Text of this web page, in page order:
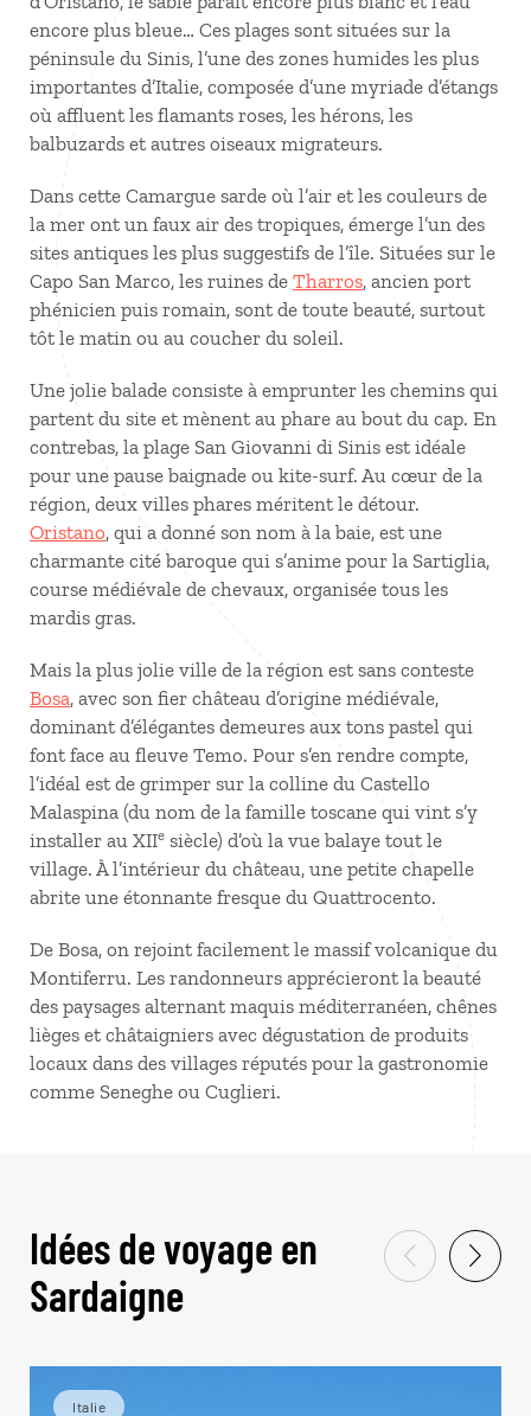
encore plus bleue… Ces plages sont situées sur la
péninsule du Sinis, l’une des zones humides les plus
importantes d’Italie, composée d’une myriade d’étangs
où affluent les flamants roses, les hérons, les
balbuzards et autres oiseaux migrateurs.
Dans cette Camargue sarde où l’air et les couleurs de
la mer ont un faux air des tropiques, émerge l’un des
sites antiques les plus suggestifs de l’île. Situées sur le
Capo San Marco, les ruines de Tharros, ancien port
phénicien puis romain, sont de toute beauté, surtout
tôt le matin ou au coucher du soleil.
Une jolie balade consiste à emprunter les chemins qui
partent du site et mènent au phare au bout du cap. En
contrebas, la plage San Giovanni di Sinis est idéale
pour une pause baignade ou kite-surf. Au cœur de la
région, deux villes phares méritent le détour.
Oristano, qui a donné son nom à la baie, est une
charmante cité baroque qui s’anime pour la Sartiglia,
course médiévale de chevaux, organisée tous les
mardis gras.
Mais la plus jolie ville de la région est sans conteste
Bosa, avec son fier château d’origine médiévale,
dominant d’élégantes demeures aux tons pastel qui
font face au fleuve Temo. Pour s’en rendre compte,
l’idéal est de grimper sur la colline du Castello
Malaspina (du nom de la famille toscane qui vint s’y
installer au XIIe siècle) d’où la vue balaye tout le
village. À l’intérieur du château, une petite chapelle
abrite une étonnante fresque du Quattrocento.
De Bosa, on rejoint facilement le massif volcanique du
Montiferru. Les randonneurs apprécieront la beauté
des paysages alternant maquis méditerranéen, chênes
lièges et châtaigniers avec dégustation de produits
locaux dans des villages réputés pour la gastronomie
comme Seneghe ou Cuglieri.
Idées de voyage en
Sardaigne
Italie